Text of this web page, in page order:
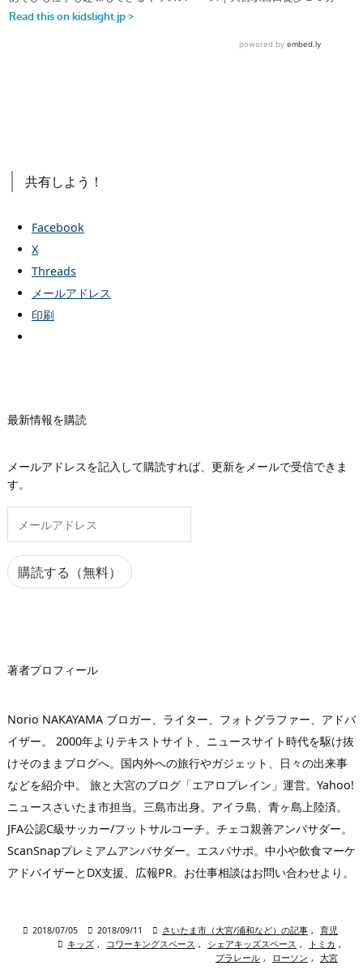
共有しよう！
Facebook
X
Threads
メールアドレス
印刷
最新情報を購読
メールアドレスを記入して購読すれば、更新をメールで受信できま
す。
ア
ド
購読する（無料）
著者プロフィール
Norio NAKAYAMA ブロガー、ライター、フォトグラファー、アドバ
イザー。 2000年よりテキストサイト、ニュースサイト時代を駆け抜
けそのままブログへ。国内外への旅行やガジェット、日々の出来事
などを紹介中。 旅と大宮のブログ「エアロプレイン」運営。Yahoo!
ニュースさいたま市担当。三島市出身。アイラ島、青ヶ島上陸済。
JFA公認C級サッカー/フットサルコーチ。チェコ親善アンバサダー。
ScanSnapプレミアムアンバサダー。エスパサポ。中小や飲食マーケ
アドバイザーとDX支援、広報PR。お仕事相談はお問い合わせより。
 2018/07/05  2018/09/11  さいたま市（大宮/浦和など）の記事 ,
育児
 キッズ , コワーキングスペース , シェアキッズスペース , トミカ ,
プラレール , ローソン , 大宮